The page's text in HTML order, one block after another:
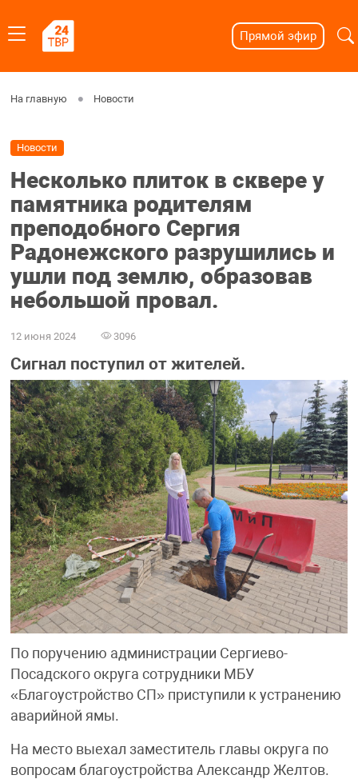
Прямой эфир
На главную Новости
Новости
Несколько плиток в сквере у
памятника родителям
преподобного Сергия
Радонежского разрушились и
ушли под землю, образовав
небольшой провал.
12 июня 2024 3096
Сигнал поступил от жителей.
По поручению администрации Сергиево-
Посадского округа сотрудники МБУ
«Благоустройство СП» приступили к устранению
аварийной ямы.
На место выехал заместитель главы округа по
вопросам благоустройства Александр Желтов.